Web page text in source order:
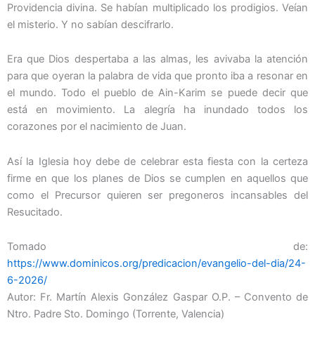
Providencia divina. Se habían multiplicado los prodigios. Veían
el misterio. Y no sabían descifrarlo.
Era que Dios despertaba a las almas, les avivaba la atención
para que oyeran la palabra de vida que pronto iba a resonar en
el mundo. Todo el pueblo de Ain-Karim se puede decir que
está en movimiento. La alegría ha inundado todos los
corazones por el nacimiento de Juan.
Así la Iglesia hoy debe de celebrar esta fiesta con la certeza
firme en que los planes de Dios se cumplen en aquellos que
como el Precursor quieren ser pregoneros incansables del
Resucitado.
Tomado de:
https://www.dominicos.org/predicacion/evangelio-del-dia/24-
6-2026/
Autor: Fr. Martín Alexis González Gaspar O.P. – Convento de
Ntro. Padre Sto. Domingo (Torrente, Valencia)